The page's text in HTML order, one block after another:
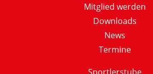
Mitglied werden
Downloads
News
Termine